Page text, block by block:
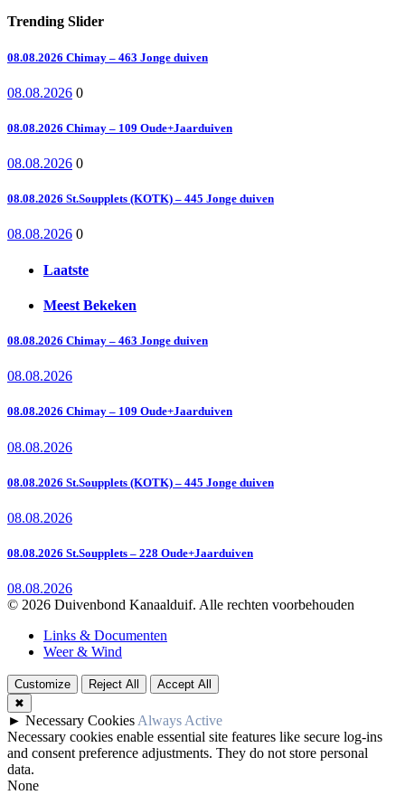
Trending Slider
08.08.2026 Chimay – 463 Jonge duiven
08.08.2026 0
08.08.2026 Chimay – 109 Oude+Jaarduiven
08.08.2026 0
08.08.2026 St.Soupplets (KOTK) – 445 Jonge duiven
08.08.2026 0
Laatste
Meest Bekeken
08.08.2026 Chimay – 463 Jonge duiven
08.08.2026
08.08.2026 Chimay – 109 Oude+Jaarduiven
08.08.2026
08.08.2026 St.Soupplets (KOTK) – 445 Jonge duiven
08.08.2026
08.08.2026 St.Soupplets – 228 Oude+Jaarduiven
08.08.2026
© 2026 Duivenbond Kanaalduif. Alle rechten voorbehouden
Links & Documenten
Weer & Wind
Customize Reject All
Accept All
✖
► Necessary Cookies Always Active
Necessary cookies enable essential site features like secure log-ins
and consent preference adjustments. They do not store personal
data.
None